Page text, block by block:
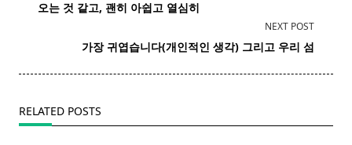
class="nav-
text">Page</span>
오는 것 같고, 괜히 아쉽고 열심히
NEXT POST
가장 귀엽습니다(개인적인 생각) 그리고 우리 섬
RELATED POSTS